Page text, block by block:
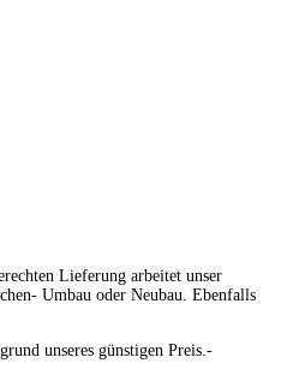
Lieferung arbeitet unser
Umbau oder Neubau. Ebenfalls
unseres günstigen Preis.-